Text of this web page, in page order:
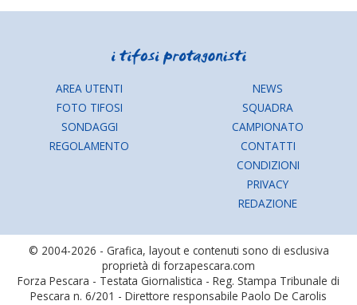
AREA UTENTI
FOTO TIFOSI
SONDAGGI
REGOLAMENTO
NEWS
SQUADRA
CAMPIONATO
CONTATTI
CONDIZIONI
PRIVACY
REDAZIONE
© 2004-2026 - Grafica, layout e contenuti sono di esclusiva
proprietà di forzapescara.com
Forza Pescara - Testata Giornalistica - Reg. Stampa Tribunale di
Pescara n. 6/201 - Direttore responsabile Paolo De Carolis